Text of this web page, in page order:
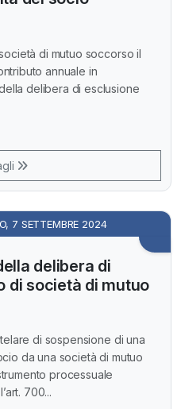
di mutuo soccorso il
annuale in
delibera di esclusione
7 SETTEMBRE 2024
delibera di
di società di mutuo
di sospensione di una
da una società di mutuo
processuale
700...